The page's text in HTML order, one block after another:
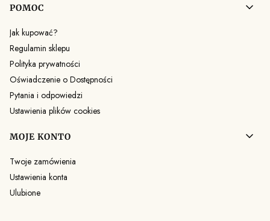
POMOC
Jak kupować?
Regulamin sklepu
Polityka prywatności
Oświadczenie o Dostępności
Pytania i odpowiedzi
Ustawienia plików cookies
MOJE KONTO
Twoje zamówienia
Ustawienia konta
Ulubione